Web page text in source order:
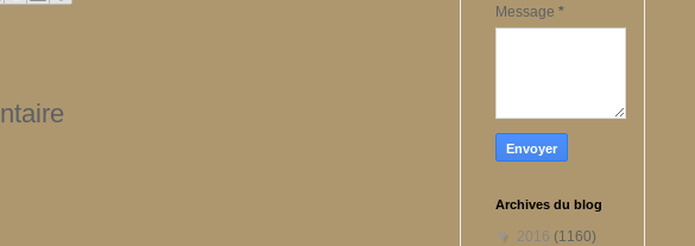
Message *
Archives du blog
▼ 2016 (1160)